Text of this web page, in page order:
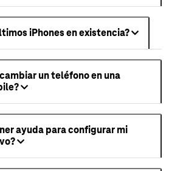
iPhones en existencia?
un teléfono en una
ayuda para configurar mi